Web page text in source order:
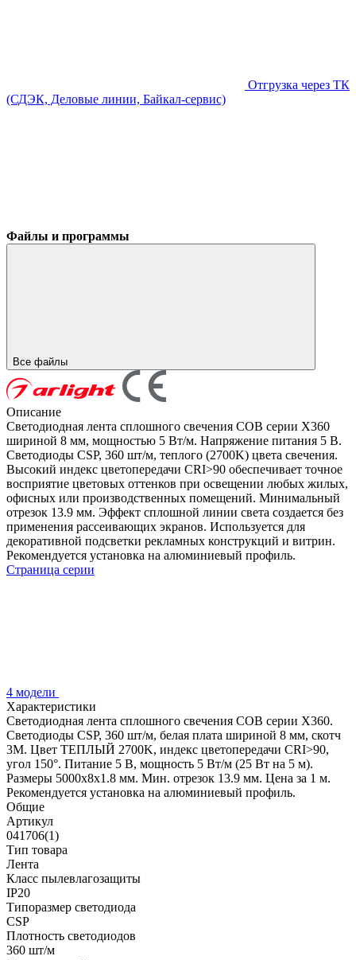
Отгрузка через ТК
(СДЭК, Деловые линии, Байкал-сервис)
Файлы и программы
Все файлы
Описание
Светодиодная лента сплошного свечения COB серии X360
шириной 8 мм, мощностью 5 Вт/м. Напряжение питания 5 В.
Светодиоды CSP, 360 шт/м, теплого (2700K) цвета свечения.
Высокий индекс цветопередачи CRI>90 обеспечивает точное
восприятие цветовых оттенков при освещении любых жилых,
офисных или производственных помещений. Минимальный
отрезок 13.9 мм. Эффект сплошной линии света создается без
применения рассеивающих экранов. Используется для
декоративной подсветки рекламных конструкций и витрин.
Рекомендуется установка на алюминиевый профиль.
Страница серии
4 модели
Характеристики
Светодиодная лента сплошного свечения COB серии X360.
Светодиоды CSP, 360 шт/м, белая плата шириной 8 мм, скотч
3M. Цвет ТЕПЛЫЙ 2700K, индекс цветопередачи CRI>90,
угол 150°. Питание 5 В, мощность 5 Вт/м (25 Вт на 5 м).
Размеры 5000х8х1.8 мм. Мин. отрезок 13.9 мм. Цена за 1 м.
Рекомендуется установка на алюминиевый профиль.
Общие
Артикул
041706(1)
Тип товара
Лента
Класс пылевлагозащиты
IP20
Типоразмер светодиода
CSP
Плотность светодиодов
360 шт/м